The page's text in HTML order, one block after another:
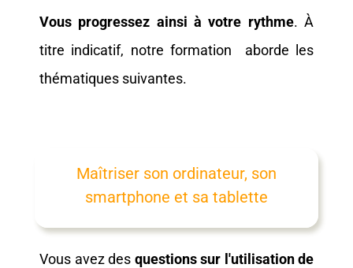
Vous progressez ainsi à votre rythme. À
titre indicatif, notre formation
aborde les
thématiques suivantes.
Vous avez des questions sur l'utilisation de
Maîtriser son ordinateur, son
smartphone et sa tablette